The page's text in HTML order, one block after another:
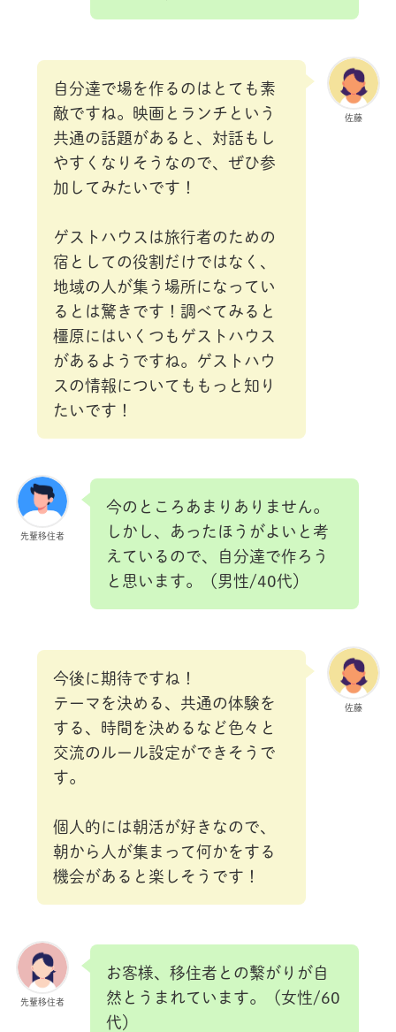
佐藤
自分達で場を作るのはとても素
敵ですね。映画とランチという
共通の話題があると、対話もし
やすくなりそうなので、ぜひ参
加してみたいです！
ゲストハウスは旅行者のための
宿としての役割だけではなく、
地域の人が集う場所になってい
るとは驚きです！調べてみると
橿原にはいくつもゲストハウス
があるようですね。ゲストハウ
スの情報についてももっと知り
たいです！
先輩移住者
今のところあまりありません。
しかし、あったほうがよいと考
えているので、自分達で作ろう
と思います。（男性/40代）
佐藤
今後に期待ですね！
テーマを決める、共通の体験を
する、時間を決めるなど色々と
交流のルール設定ができそうで
す。
個人的には朝活が好きなので、
朝から人が集まって何かをする
機会があると楽しそうです！
先輩移住者
お客様、移住者との繋がりが自
然とうまれています。（女性/60
代）